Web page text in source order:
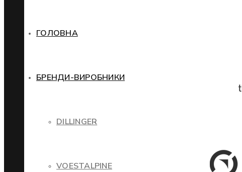
ГОЛОВНА
БРЕНДИ-ВИРОБНИКИ
DILLINGER
VOESTALPINE